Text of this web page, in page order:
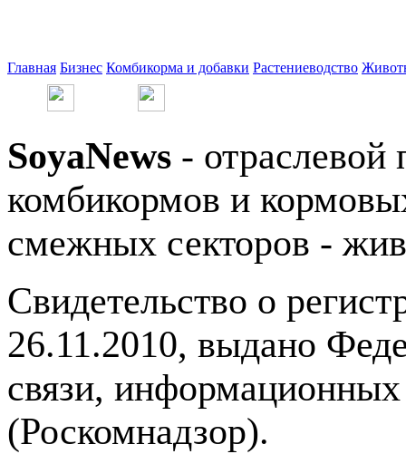
Главная Бизнес Комбикорма и добавки Растениеводство
SoyaNews - отраслевой
комбикормов и
смежных секторов -
Свидетельство о
26.11.2010, выдано
связи,
(Роскомнадзор).